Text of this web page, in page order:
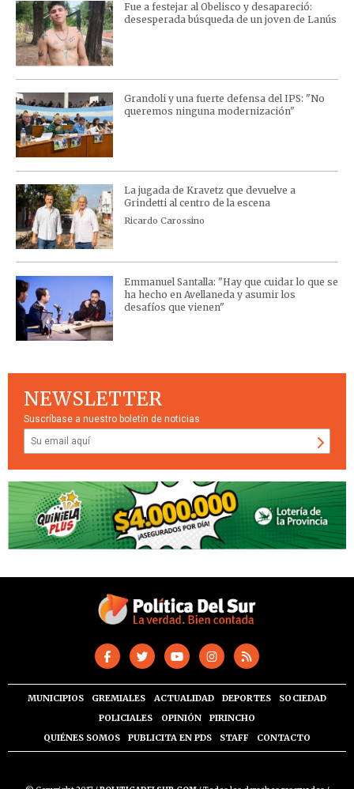
Fue a festejar al Obelisco y desapareció:
desesperada búsqueda de un joven de Lanús
Grandoli y una fuerte defensa del IPS: "No
queremos ninguna modernización"
La jugada de Kravetz que devuelve a
Grindetti al centro de la escena
Ricardo Carossino
Emmanuel Santalla: "Hay que cuidar lo que se
ha hecho en Avellaneda y asumir los
desafíos que vienen"
NEWSLETTER
Suscríbase a nuestro boletín de noticias
MUNICIPIOS GREMIALES ACTUALIDAD DEPORTES
SOCIEDAD
POLICIALES
OPINIÓN
PIRINCHO
QUIÉNES SOMOS
PUBLICITA EN PDS STAFF CONTACTO